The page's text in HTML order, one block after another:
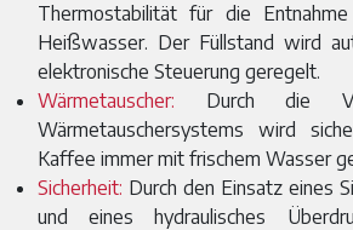
Thermostabilität für die
Heißwasser. Der Füllstand wird
elektronische Steuerung geregelt.
Wärmetauscher: Durch die
Wärmetauschersystems wird
Kaffee immer mit frischem Wasser
Sicherheit: Durch den Einsatz eines
und eines hydraulisches